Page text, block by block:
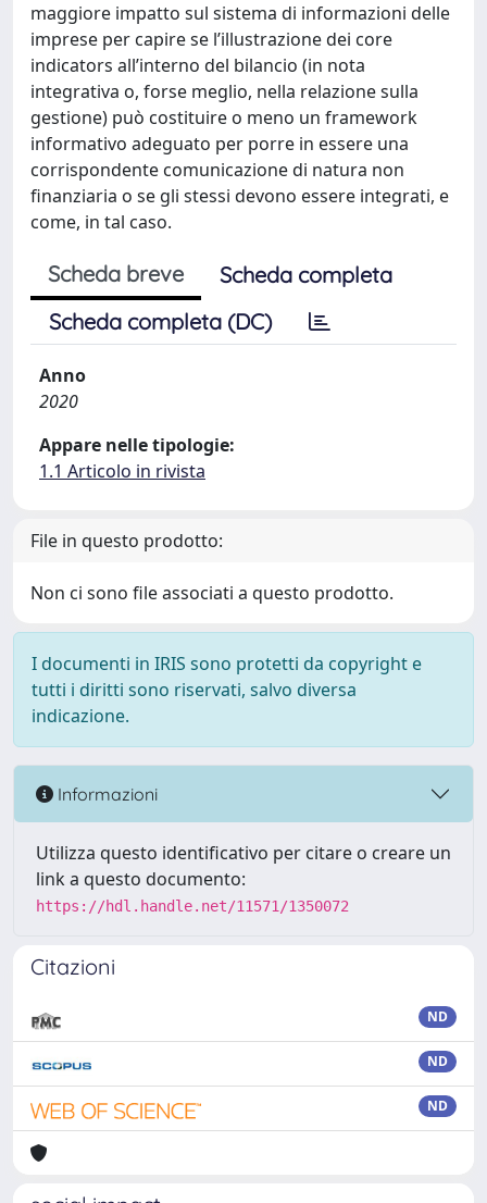
maggiore impatto sul sistema di informazioni delle
imprese per capire se l’illustrazione dei core
indicators all’interno del bilancio (in nota
integrativa o, forse meglio, nella relazione sulla
gestione) può costituire o meno un framework
informativo adeguato per porre in essere una
corrispondente comunicazione di natura non
finanziaria o se gli stessi devono essere integrati, e
come, in tal caso.
Scheda breve
Scheda completa
Scheda completa (DC)
Anno
2020
Appare nelle tipologie:
1.1 Articolo in rivista
File in questo prodotto:
Non ci sono file associati a questo prodotto.
I documenti in IRIS sono protetti da copyright e
tutti i diritti sono riservati, salvo diversa
indicazione.
Informazioni
Utilizza questo identificativo per citare o creare un
link a questo documento:
https://hdl.handle.net/11571/1350072
Citazioni
ND
ND
ND